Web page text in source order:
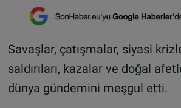
Savaşlar, çatışmalar, siyasi
saldırıları, kazalar ve doğal
dünya gündemini meşgul etti.